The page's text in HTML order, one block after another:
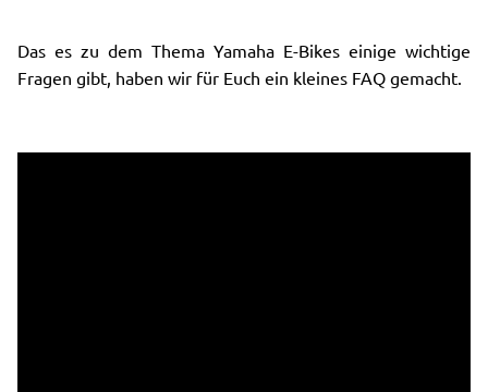
Das es zu dem Thema Yamaha E-Bikes einige wichtige
Fragen gibt, haben wir für Euch ein kleines FAQ gemacht.